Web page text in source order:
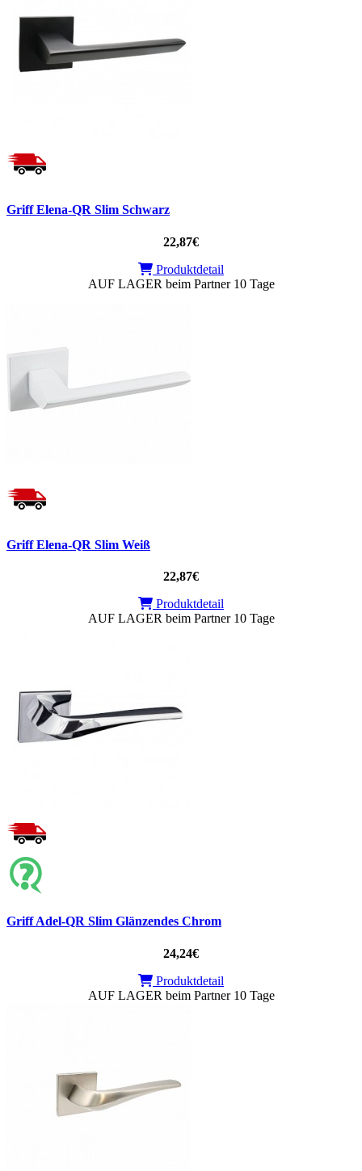
Griff Elena-QR Slim Schwarz
22,87€
Produktdetail
AUF LAGER beim Partner 10 Tage
Griff Elena-QR Slim Weiß
22,87€
Produktdetail
AUF LAGER beim Partner 10 Tage
Griff Adel-QR Slim Glänzendes Chrom
24,24€
Produktdetail
AUF LAGER beim Partner 10 Tage